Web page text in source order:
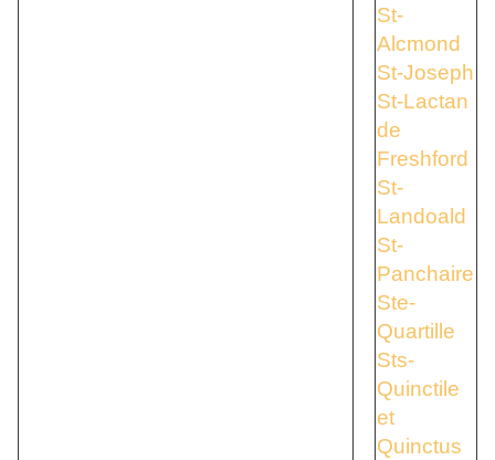
St-
Alcmond
St-Joseph
St-Lactan
de
Freshford
St-
Landoald
St-
Panchaire
Ste-
Quartille
Sts-
Quinctile
et
Quinctus